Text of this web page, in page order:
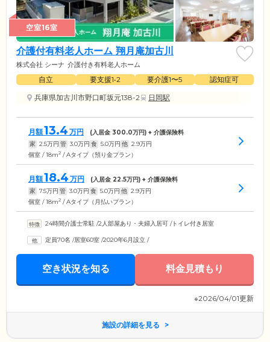
空室16室
介護付有料老人ホーム 翔月庵加古川
株式会社 シーナ 介護付き有料老人ホーム
自立 要支援1•2 要介護1〜5
認知症可
兵庫県加古川市野口町坂元138-2
日岡駅
月額13.4 万円 (入居金 300.0万円) + 介護保険料
家 2.5万円 管 3.0万円 食 5.0万円 他 2.9万円
個室 / 18m2 / Aタイプ（預り金プラン）
月額18.4 万円 (入居金 22.5万円) + 介護保険料
家 7.5万円 管 3.0万円 食 5.0万円 他 2.9万円
個室 / 18m2 / Aタイプ（月払いプラン）
24時間介護士常駐 /2人部屋あり・夫婦入居可 /トイレ付き居室
定員70名 /居室60室 /2020年6月設立 /
空き状況を知る 料金見積もり
※2026/04/01更新
施設の詳細を見る